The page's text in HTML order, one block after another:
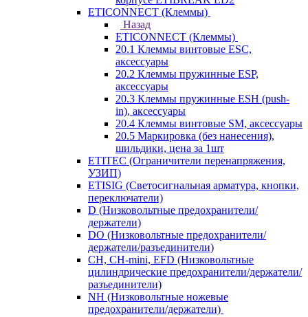
ETICONNECT (Клеммы)
Назад
ETICONNECT (Клеммы)
20.1 Клеммы винтовые ESC,
аксессуары
20.2 Клеммы пружинные ESP,
аксессуары
20.3 Клеммы пружинные ESH (push-
in), аксессуары
20.4 Клеммы винтовые SM, аксессуары
20.5 Маркировка (без нанесения),
шильдики, цена за 1шт
ETITEC (Ограничители перенапряжения,
УЗИП)
ETISIG (Светосигнальная арматура, кнопки,
переключатели)
D (Низковольтные предохранители/
держатели)
DO (Низковольтные предохранители/
держатели/разъединители)
CH, CH-mini, EFD (Низковольтные
цилиндрические предохранители/держатели/
разъединители)
NH (Низковольтные ножевые
предохранители/держатели)